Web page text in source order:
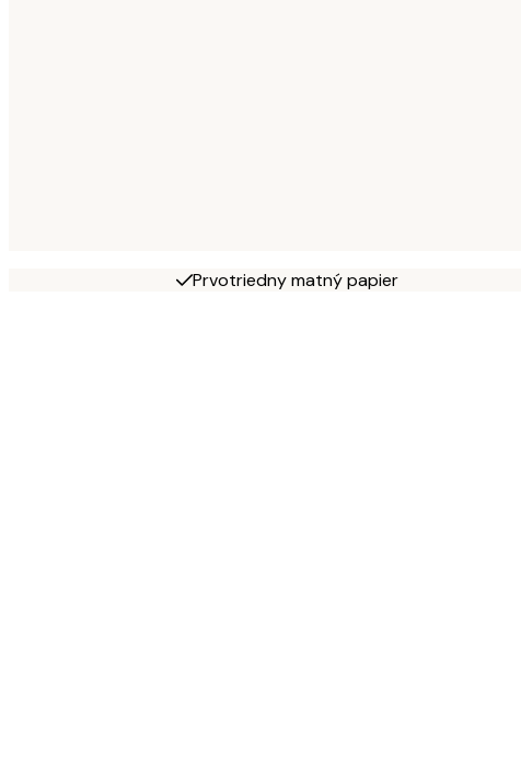
Prvotriedny matný papier